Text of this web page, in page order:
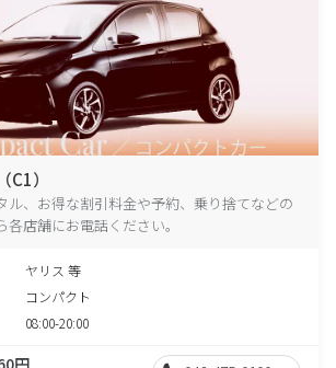
）
ル、お得な割引料金や予約、乗り捨てなどの
店舗にお電話ください。
ヤリス 等
コンパクト
08:00-20:00
円